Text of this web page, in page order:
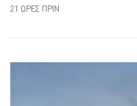
21 ΏΡΕΣ ΠΡΙΝ